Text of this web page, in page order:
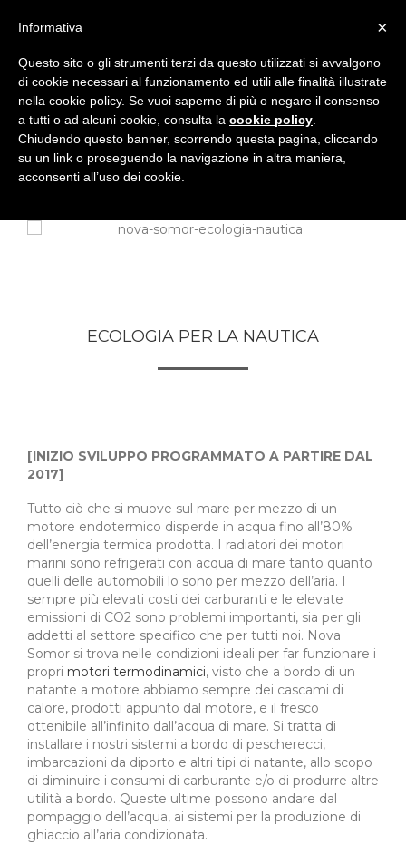
ECOLOGIA PER LA NAUTICA
[INIZIO SVILUPPO PROGRAMMATO A PARTIRE DAL
2017]
Tutto ciò che si muove sul mare per mezzo di un
motore endotermico disperde in acqua fino all’80%
dell’energia termica prodotta. I radiatori dei motori
marini sono refrigerati con acqua di mare tanto quanto
quelli delle automobili lo sono per mezzo dell’aria. I
sempre più elevati costi dei carburanti e le elevate
emissioni di CO2 sono problemi importanti, sia per gli
addetti al settore specifico che per tutti noi. Nova
Somor si trova nelle condizioni ideali per far funzionare i
propri motori termodinamici, visto che a bordo di un
natante a motore abbiamo sempre dei cascami di
calore, prodotti appunto dal motore, e il fresco
ottenibile all’infinito dall’acqua di mare. Si tratta di
installare i nostri sistemi a bordo di pescherecci,
imbarcazioni da diporto e altri tipi di natante, allo scopo
di diminuire i consumi di carburante e/o di produrre altre
utilità a bordo. Queste ultime possono andare dal
pompaggio dell’acqua, ai sistemi per la produzione di
ghiaccio all’aria condizionata.
×
Informativa
Questo sito o gli strumenti terzi da questo utilizzati si avvalgono
di cookie necessari al funzionamento ed utili alle finalità illustrate
nella cookie policy. Se vuoi saperne di più o negare il consenso
a tutti o ad alcuni cookie, consulta la cookie policy
Chiudendo questo banner, scorrendo questa pagina, cliccando
su un link o proseguendo la navigazione in altra maniera,
acconsenti all’uso dei cookie.